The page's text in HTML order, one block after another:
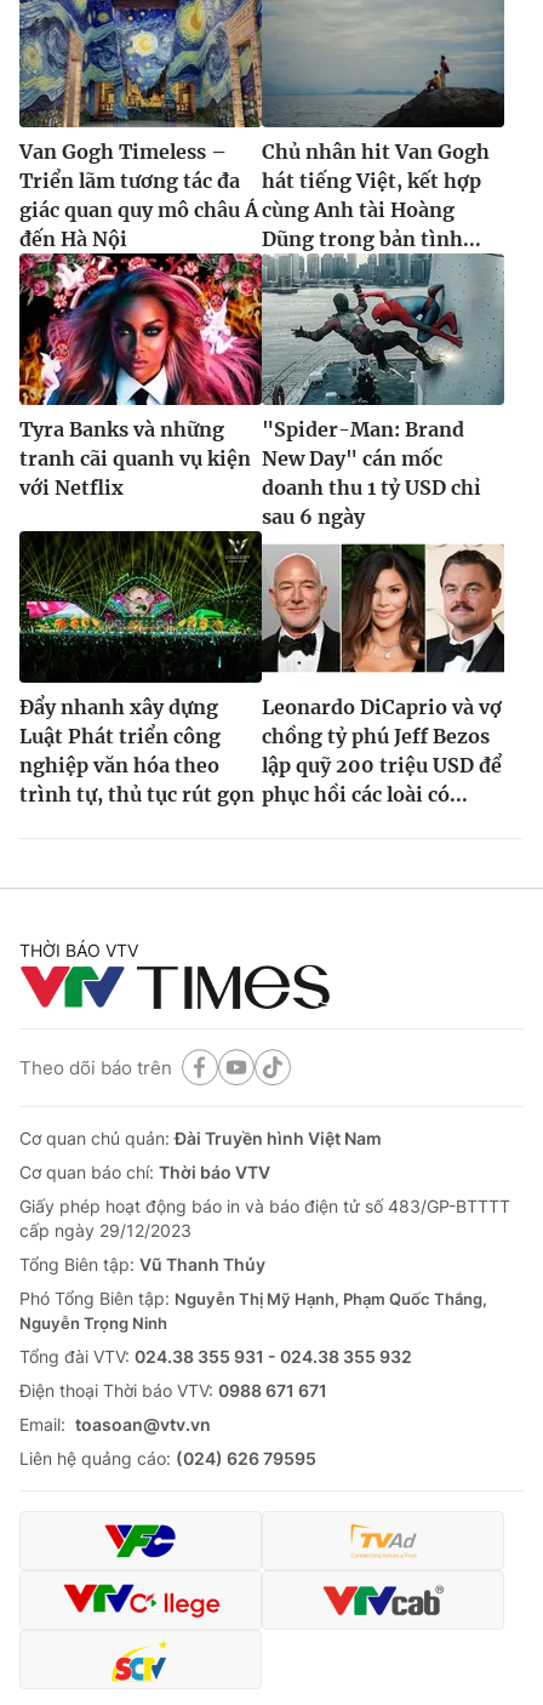
Van Gogh Timeless –
Triển lãm tương tác đa
giác quan quy mô châu Á
đến Hà Nội
Chủ nhân hit Van Gogh
hát tiếng Việt, kết hợp
cùng Anh tài Hoàng
Dũng trong bản tình...
Tyra Banks và những
tranh cãi quanh vụ kiện
với Netflix
"Spider-Man: Brand
New Day" cán mốc
doanh thu 1 tỷ USD chỉ
sau 6 ngày
Đẩy nhanh xây dựng
Luật Phát triển công
nghiệp văn hóa theo
trình tự, thủ tục rút gọn
Leonardo DiCaprio và vợ
chồng tỷ phú Jeff Bezos
lập quỹ 200 triệu USD để
phục hồi các loài có...
THỜI BÁO VTV
Theo dõi báo trên
Cơ quan chủ quản:Đài Truyền hình Việt Nam
Cơ quan báo chí: Thời báo VTV
Giấy phép hoạt động báo in và báo điện tử số 483/GP-BTTTT
cấp ngày 29/12/2023
Tổng Biên tập: Vũ Thanh Thủy
Phó Tổng Biên tập: Nguyễn Thị Mỹ Hạnh, Phạm Quốc Thắng,
Nguyễn Trọng Ninh
Tổng đài VTV: 024.38 355 931 - 024.38 355 932
Ðiện thoại Thời báo VTV: 0988 671 671
Email: toasoan@vtv.vn
Liên hệ quảng cáo: (024) 626 79595